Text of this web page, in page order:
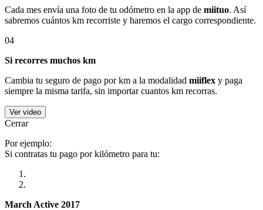
Cada mes envía una foto de tu odómetro en la app de miituo. Así
sabremos cuántos km recorriste y haremos el cargo correspondiente.
04
Si recorres muchos km
Cambia tu seguro de pago por km a la modalidad miiflex y paga
siempre la misma tarifa, sin importar cuantos km recorras.
Ver video
Cerrar
Por ejemplo:
Si contratas tu pago por kilómetro para tu:
March Active 2017